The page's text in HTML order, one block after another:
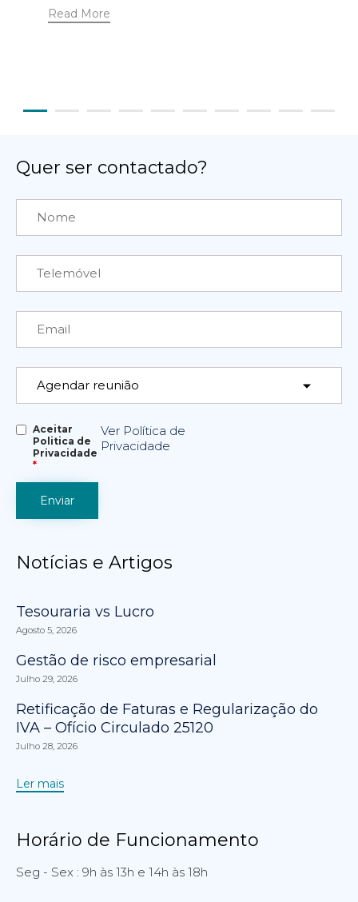
Read More
Quer ser contactado?
Aceitar
Politica de
Privacidade
*
Ver Política de
Privacidade
Notícias e Artigos
Tesouraria vs Lucro
Agosto 5, 2026
Gestão de risco empresarial
Julho 29, 2026
Retificação de Faturas e Regularização do
IVA – Ofício Circulado 25120
Julho 28, 2026
Ler mais
Horário de Funcionamento
Seg - Sex : 9h às 13h e 14h às 18h